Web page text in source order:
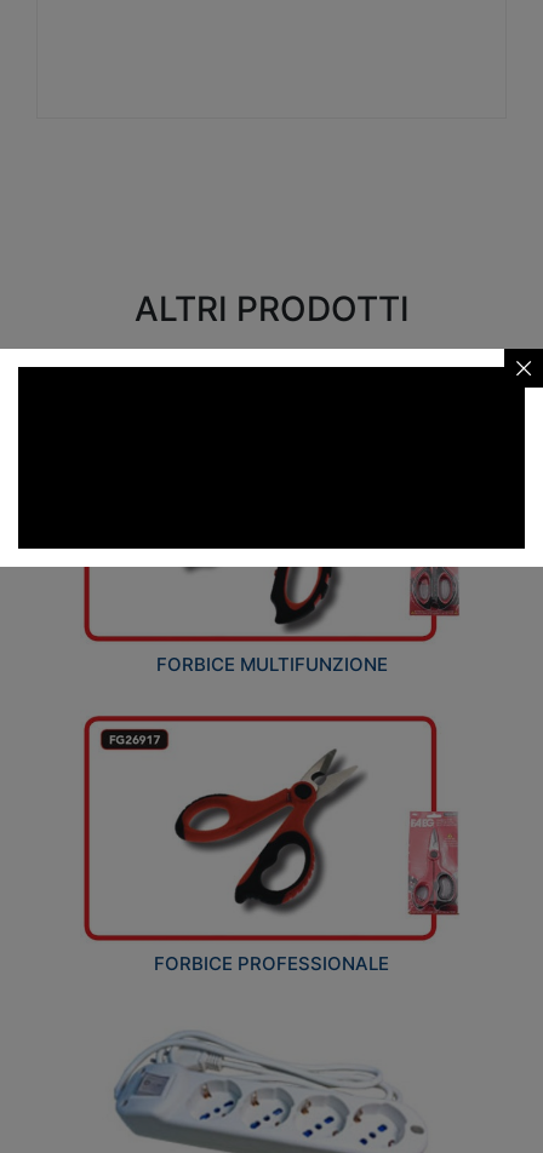
ALTRI PRODOTTI
FORBICE MULTIFUNZIONE
FORBICE PROFESSIONALE